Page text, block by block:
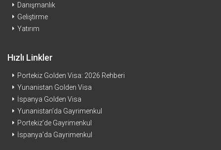
Danışmanlık
Geliştirme
Yatırım
Hızlı Linkler
Portekiz Golden Visa: 2026 Rehberi
Yunanistan Golden Visa
İspanya Golden Visa
Yunanistan’da Gayrimenkul
Portekiz’de Gayrimenkul
İspanya’da Gayrimenkul